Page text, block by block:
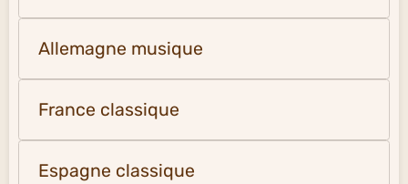
Allemagne musique
France classique
Espagne classique